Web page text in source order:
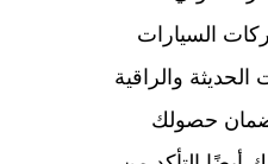
السيارات
والراقية
لضمان حصولك